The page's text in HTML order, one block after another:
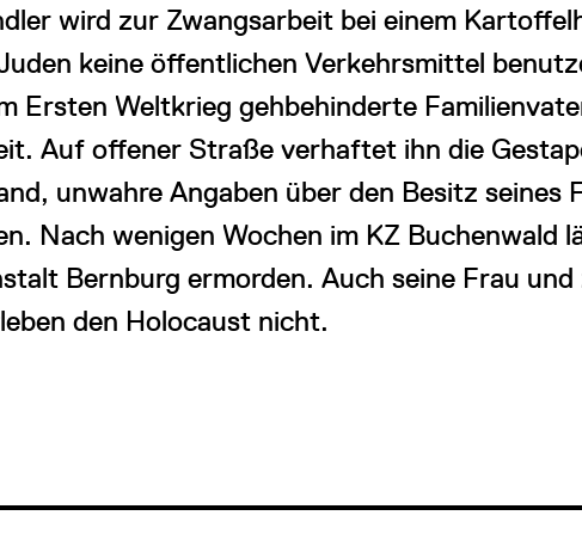
wird zur Zwangsarbeit bei einem
keine öffentlichen Verkehrsmittel
Ersten Weltkrieg gehbehinderte
Auf offener Straße verhaftet ihn die
unwahre Angaben über den Besitz seines
Nach wenigen Wochen im KZ Buchenwald
Bernburg ermorden. Auch seine Frau und
den Holocaust nicht.